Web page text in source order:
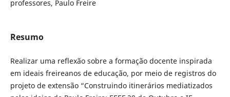
professores, Paulo Freire
Resumo
Realizar uma reflexão sobre a formação docente inspirada
em ideais freireanos de educação, por meio de registros do
projeto de extensão “Construindo itinerários mediatizados